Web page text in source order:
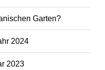
Garten?
2024
2023